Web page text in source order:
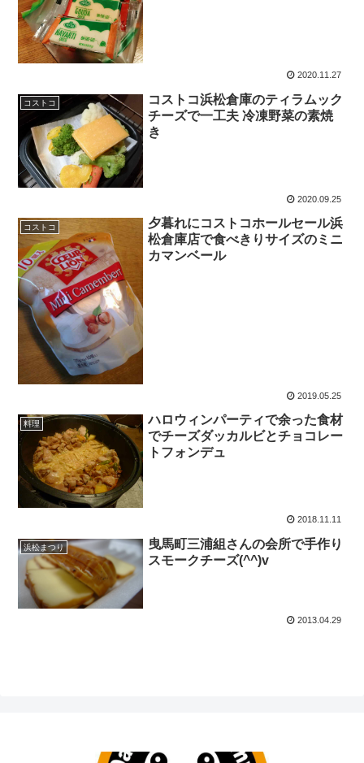
2020.11.27
コストコ
コストコ浜松倉庫のティラムック
チーズで一工夫 冷凍野菜の素焼
き
2020.09.25
コストコ
夕暮れにコストコホールセール浜
松倉庫店で食べきりサイズのミニ
カマンベール
2019.05.25
料理
ハロウィンパーティで余った食材
でチーズダッカルビとチョコレー
トフォンデュ
2018.11.11
浜松まつり
曳馬町三浦組さんの会所で手作り
スモークチーズ(^^)v
2013.04.29